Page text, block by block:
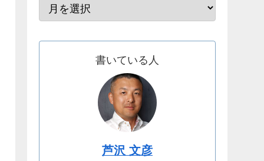
書いている人
芦沢 文彦